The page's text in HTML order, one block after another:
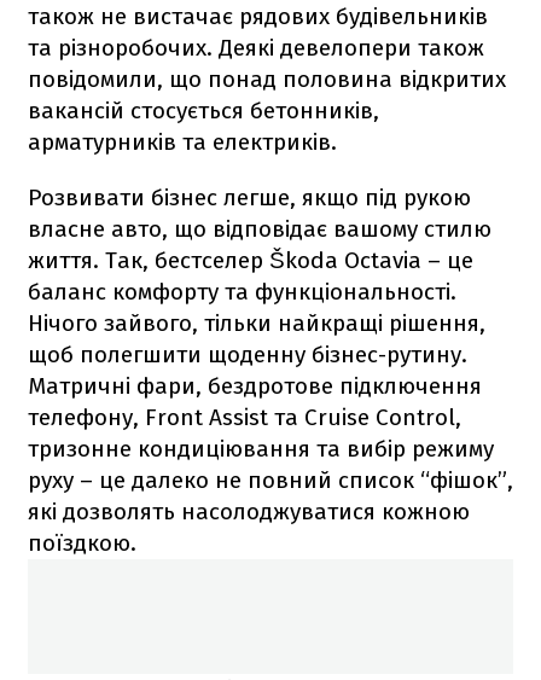
також не вистачає рядових будівельників
та різноробочих. Деякі девелопери також
повідомили, що понад половина відкритих
вакансій стосується бетонників,
арматурників та електриків.
Розвивати бізнес легше, якщо під рукою
власне авто, що відповідає вашому стилю
життя. Так, бестселер Škoda Octavia – це
баланс комфорту та функціональності.
Нічого зайвого, тільки найкращі рішення,
щоб полегшити щоденну бізнес-рутину.
Матричні фари, бездротове підключення
телефону, Front Assist та Cruise Control,
тризонне кондиціювання та вибір режиму
руху – це далеко не повний список “фішок”,
які дозволять насолоджуватися кожною
поїздкою.